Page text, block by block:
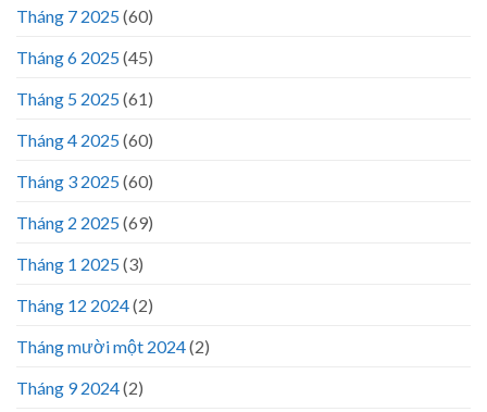
Tháng 7 2025(60)
Tháng 6 2025(45)
Tháng 5 2025(61)
Tháng 4 2025(60)
Tháng 3 2025(60)
Tháng 2 2025(69)
Tháng 1 2025(3)
Tháng 12 2024(2)
Tháng mười một 2024(2)
Tháng 9 2024(2)